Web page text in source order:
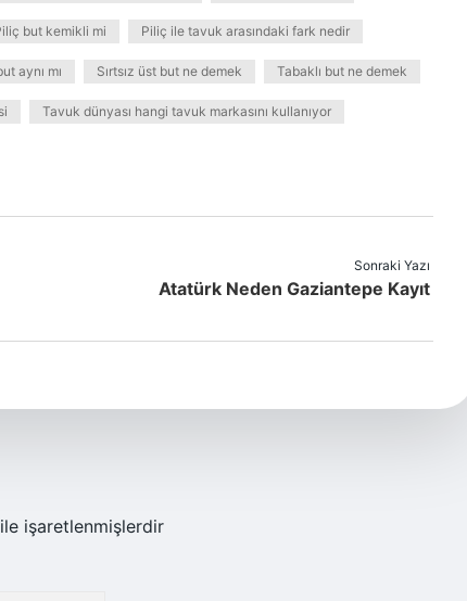
but kemikli mi Piliç ile tavuk arasındaki fark nedir
aynı mı Sırtsız üst but ne demek Tabaklı but ne demek
Tavuk dünyası hangi tavuk markasını kullanıyor
Sonraki Yazı
Atatürk Neden Gaziantepe Kayıt
ile işaretlenmişlerdir